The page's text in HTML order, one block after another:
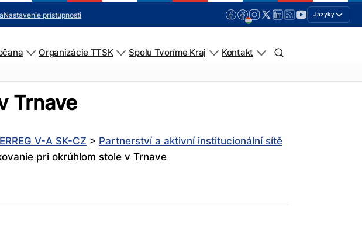
Nastavenie prístupnosti Jazyky
Organizácie TTSK Spolu Tvoríme Kraj Kontakt
Trnave
V-A SK-CZ > Partnerství a aktivní institucionální sítě
pri okrúhlom stole v Trnave